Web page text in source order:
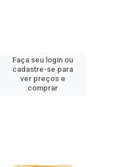
Faça seu login ou
cadastre-se para
ver preços e
comprar